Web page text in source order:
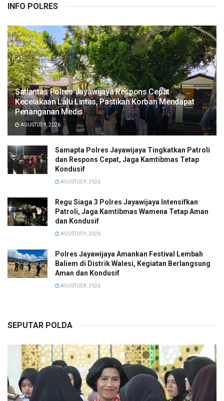
INFO POLRES
Satlantas Polres Jayawijaya Respons Cepat
Kecelakaan Lalu Lintas, Pastikan Korban Mendapat
Penanganan Medis
AGUSTUS 9, 2026
Samapta Polres Jayawijaya Tingkatkan Patroli
dan Respons Cepat, Jaga Kamtibmas Tetap
Kondusif
AGUSTUS 9, 2026
Regu Siaga 3 Polres Jayawijaya Intensifkan
Patroli, Jaga Kamtibmas Wamena Tetap Aman
dan Kondusif
AGUSTUS 9, 2026
Polres Jayawijaya Amankan Festival Lembah
Baliem di Distrik Walesi, Kegiatan Berlangsung
Aman dan Kondusif
AGUSTUS 8, 2026
SEPUTAR POLDA